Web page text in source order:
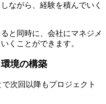
ながら、経験を積んでいく
と同時に、会社にマネジメ
くことができます。
境の構築
次回以降もプロジェクト